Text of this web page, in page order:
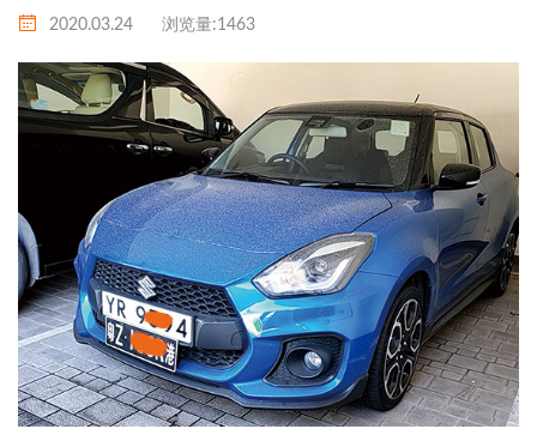
2020.03.24 浏览量:1463